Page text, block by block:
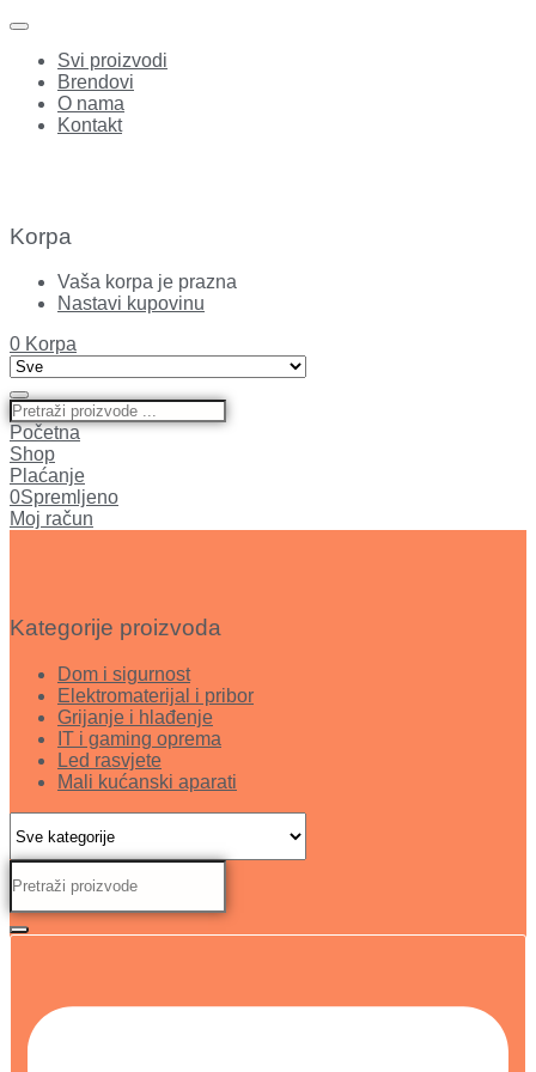
Svi proizvodi
Brendovi
O nama
Kontakt
Korpa
Vaša korpa je prazna
Nastavi kupovinu
0 Korpa
Početna
Shop
Plaćanje
0Spremljeno
Moj račun
Kategorije proizvoda
Dom i sigurnost
Elektromaterijal i pribor
Grijanje i hlađenje
IT i gaming oprema
Led rasvjete
Mali kućanski aparati